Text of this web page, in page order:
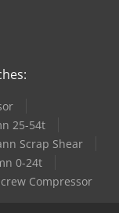
25-54t
Scrap Shear
0-24t
Compressor